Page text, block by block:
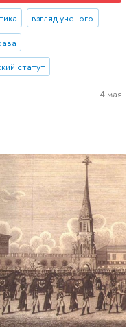
взгляд ученого
статут
4 мая